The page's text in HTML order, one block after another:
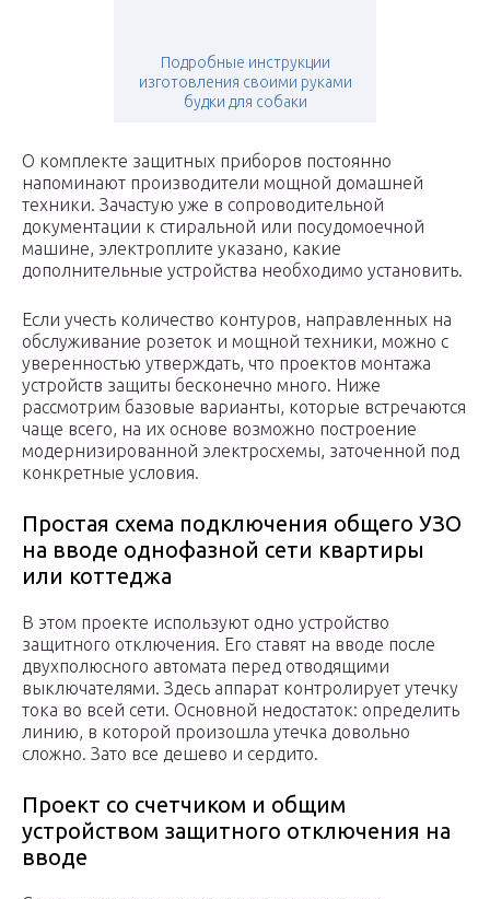
Подробные инструкции
изготовления своими руками
будки для собаки
О комплекте защитных приборов постоянно
напоминают производители мощной домашней
техники. Зачастую уже в сопроводительной
документации к стиральной или посудомоечной
машине, электроплите указано, какие
дополнительные устройства необходимо установить.
Если учесть количество контуров, направленных на
обслуживание розеток и мощной техники, можно с
уверенностью утверждать, что проектов монтажа
устройств защиты бесконечно много. Ниже
рассмотрим базовые варианты, которые встречаются
чаще всего, на их основе возможно построение
модернизированной электросхемы, заточенной под
конкретные условия.
Простая схема подключения общего УЗО
на вводе однофазной сети квартиры
или коттеджа
В этом проекте используют одно устройство
защитного отключения. Его ставят на вводе после
двухполюсного автомата перед отводящими
выключателями. Здесь аппарат контролирует утечку
тока во всей сети. Основной недостаток: определить
линию, в которой произошла утечка довольно
сложно. Зато все дешево и сердито.
Проект со счетчиком и общим
устройством защитного отключения на
вводе